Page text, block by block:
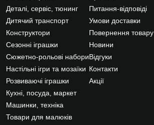
Деталі, сервіс, тюнинг
Дитячий транспорт
Конструктори
Сезонні іграшки
Сюжетно-рольові набори
Настільні ігри та мозаїки
Розвиваючі іграшки
Кухні, посуда, маркет
Машинки, техніка
Товари для малюків
Питання-відповіді
Умови доставки
Повернення товару
Новини
Відгуки
Контакти
Акції